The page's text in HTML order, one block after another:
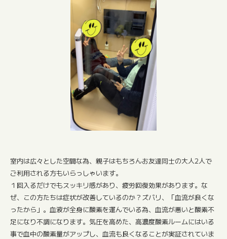
室内は広々とした空間な為、親子はもちろんお友達同士の大人2人で
ご利用される方もいらっしゃいます。
１回入るだけでもスッキリ感があり、疲労回復効果があります。な
ぜ、この方たちは症状が改善しているのか？ズバリ、「血流が良くな
ったから」。血液が全身に酸素を運んでいる為、血流が悪いと酸素不
足になり不調になります。気圧を高めた、高濃度酸素ルームにはいる
事で血中の酸素量がアップし、血流も良くなることが実証されていま